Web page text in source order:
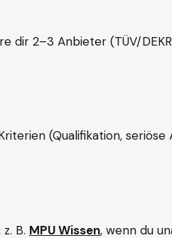
dir 2–3 Anbieter (TÜV/
(Qualifikation, seriöse
B. MPU Wissen, wenn du